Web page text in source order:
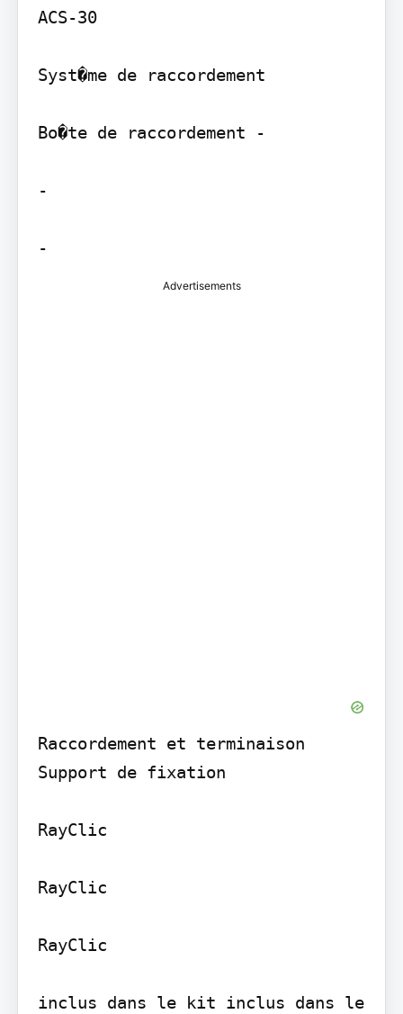
ACS-30
Syst�me de raccordement
Bo�te de raccordement -
-
Advertisements
Raccordement et terminaison
Support de fixation
RayClic
RayClic
RayClic
inclus dans le kit inclus dans le